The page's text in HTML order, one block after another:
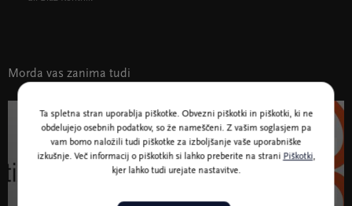
Morda vas zanima tudi
7. jan. - 20. apr. 2020
Festival Slovenija 2050
Ta spletna stran uporablja piškotke. Obvezni piškotki in piškotki, ki ne
obdelujejo osebnih podatkov, so že nameščeni. Z vašim soglasjem pa
vam bomo naložili tudi piškotke za izboljšanje vaše uporabniške
izkušnje. Več informacij o piškotkih si lahko preberite na strani Piškotki,
kjer lahko tudi urejate nastavitve.